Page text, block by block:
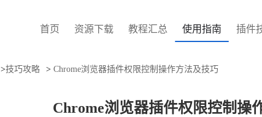
首页 资源下载 教程汇总 使用指南 插件
>技巧攻略 > Chrome浏览器插件权限控制操作方法及技巧
Chrome浏览器插件权限控制操